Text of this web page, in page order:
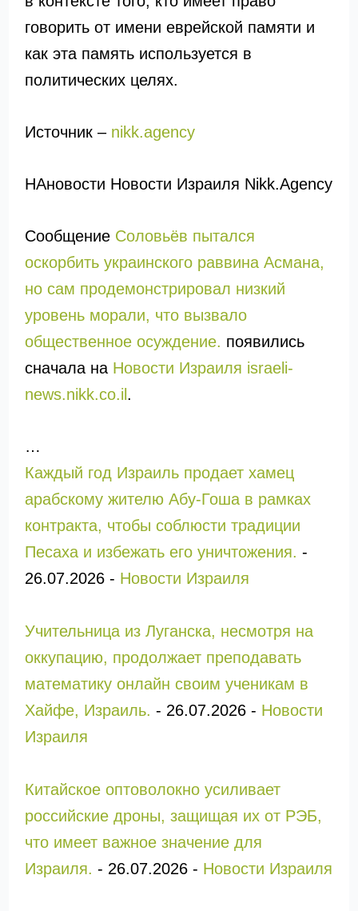
говорить от имени еврейской памяти и
как эта память используется в
политических целях.
Источник – nikk.agency
НАновости Новости Израиля Nikk.Agency
Сообщение Соловьёв пытался
оскорбить украинского раввина Асмана,
но сам продемонстрировал низкий
уровень морали, что вызвало
общественное осуждение. появились
сначала на Новости Израиля israeli-
news.nikk.co.il .
…
Каждый год Израиль продает хамец
арабскому жителю Абу-Гоша в рамках
контракта, чтобы соблюсти традиции
Песаха и избежать его уничтожения. -
26.07.2026- Новости Израиля
Учительница из Луганска, несмотря на
оккупацию, продолжает преподавать
математику онлайн своим ученикам в
Хайфе, Израиль. - 26.07.2026- Новости
Израиля
Китайское оптоволокно усиливает
российские дроны, защищая их от РЭБ,
что имеет важное значение для
Израиля. - 26.07.2026- Новости Израиля